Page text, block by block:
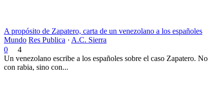
A propósito de Zapatero, carta de un venezolano a los españoles
Mundo Res Publica · A.C. Sierra
0
4
Un venezolano escribe a los españoles sobre el caso Zapatero. No
con rabia, sino con...